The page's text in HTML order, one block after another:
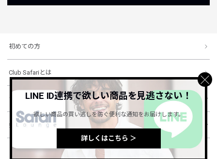
初めての方
Club Safariとは
ショッピングガイド
会社概要・規約
© 1996-2026 HINODE PUBLISHING co., ltd. All Rights Reserved.
LINE ID連携で欲しい商品を見逃さない！
欲しい商品の買い逃しを防ぐ便利な通知をお届けします。
詳しくはこちら ＞